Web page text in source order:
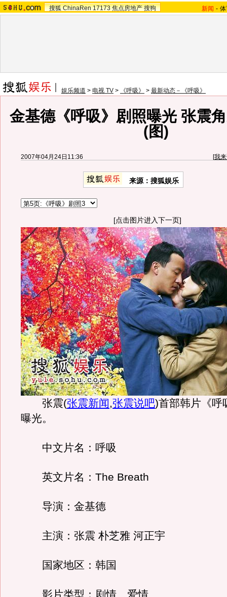
搜狐 ChinaRen 17173 焦点房地产 搜狗 新闻 -
娱乐频道 > 电视 TV > 《呼吸》 > 最新动态－《呼吸》
金基德《呼吸》剧照曝光 张震
(图)
2007年04月24日11:36 [我
来源：搜狐娱乐
[点击图片进入下一页]
张震(张震新闻,张震说吧)首部韩片《呼
曝光。
中文片名：呼吸
英文片名：The Breath
导演：金基德
主演：张震 朴芝雅 河正宇
国家地区：韩国
影片类型：剧情 爱情